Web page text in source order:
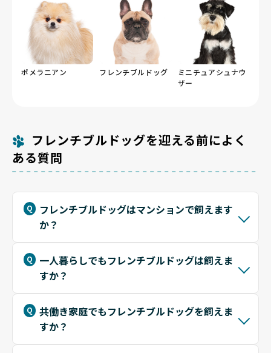
ポメラニアン フレンチブルドッグ
ミニチュアシュナウ
ザー
フレンチブルドッグを迎える前によく
ある質問
フレンチブルドッグはマンションで飼えます
か？
一人暮らしでもフレンチブルドッグは飼えま
すか？
共働き家庭でもフレンチブルドッグを飼えま
すか？